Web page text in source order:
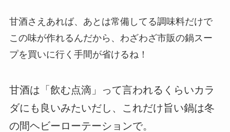
甘酒さえあれば、あとは常備してる調味料だけで
この味が作れるんだから、わざわざ市販の鍋スー
プを買いに行く手間が省けるね！
甘酒は「飲む点滴」って言われるくらいカラ
ダにも良いみたいだし、これだけ旨い鍋は冬
の間ヘビーローテーションで。